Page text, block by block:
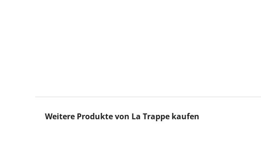
Produktgalerie überspringen
Weitere Produkte von La Trappe kaufen